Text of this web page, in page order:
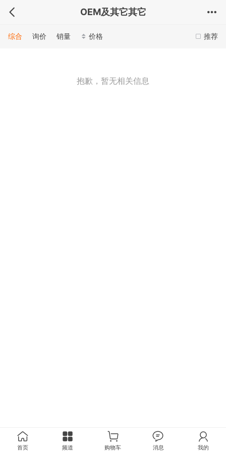
OEM及其它其它
推荐
综合 询价 销量 价格
抱歉，暂无相关信息
首页 频道 购物车 消息 我的